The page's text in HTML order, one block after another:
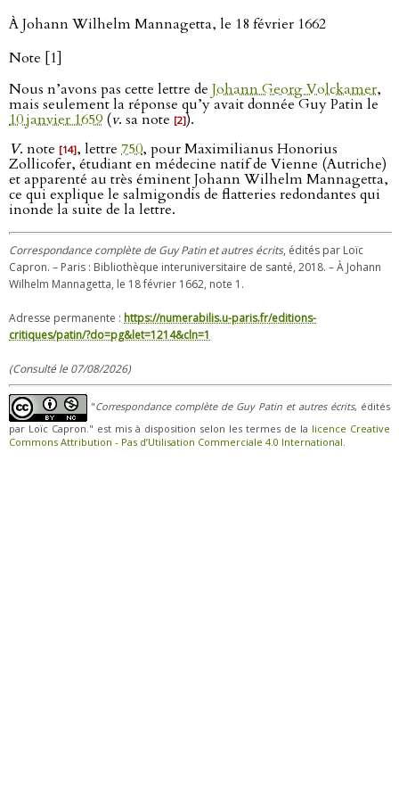
À Johann Wilhelm Mannagetta, le 18 février 1662
Note [1]
Nous n’avons pas cette lettre de Johann Georg Volckamer,
mais seulement la réponse qu’y avait donnée Guy Patin le
10 janvier 1659 (v. sa note [2]).
V. note [14], lettre 750, pour Maximilianus Honorius
Zollicofer, étudiant en médecine natif de Vienne (Autriche)
et apparenté au très éminent Johann Wilhelm Mannagetta,
ce qui explique le salmigondis de flatteries redondantes qui
inonde la suite de la lettre.
Correspondance complète de Guy Patin et autres écrits, édités par Loïc
Capron. – Paris : Bibliothèque interuniversitaire de santé, 2018. – À Johann
Wilhelm Mannagetta, le 18 février 1662, note 1.
Adresse permanente : https://numerabilis.u-paris.fr/editions-
critiques/patin/?do=pg&let=1214&cln=1
(Consulté le 07/08/2026)
"Correspondance complète de Guy Patin et autres écrits, édités
par Loïc Capron." est mis à disposition selon les termes de la licence Creative
Commons Attribution - Pas d’Utilisation Commerciale 4.0 International.